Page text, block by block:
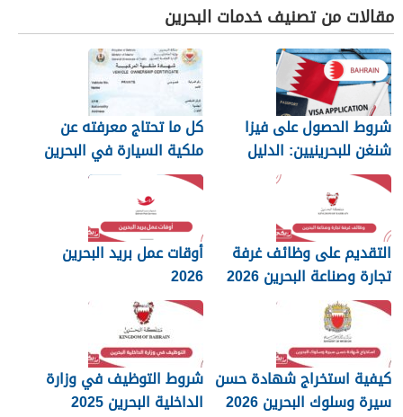
مقالات من تصنيف خدمات البحرين
شروط الحصول على فيزا
شنغن للبحرينيين: الدليل
الكامل
كل ما تحتاج معرفته عن
ملكية السيارة في البحرين
التقديم على وظائف غرفة
تجارة وصناعة البحرين 2026
أوقات عمل بريد البحرين
2026
كيفية استخراج شهادة حسن
سيرة وسلوك البحرين 2026
شروط التوظيف في وزارة
الداخلية البحرين 2025